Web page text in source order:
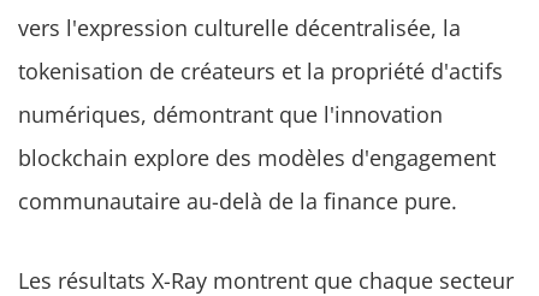
vers l'expression culturelle décentralisée, la
tokenisation de créateurs et la propriété d'actifs
numériques, démontrant que l'innovation
blockchain explore des modèles d'engagement
communautaire au-delà de la finance pure.
Les résultats X-Ray montrent que chaque secteur